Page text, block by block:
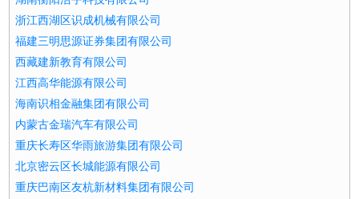
浙江西湖区识成机械有限公司
福建三明思源证券集团有限公司
西藏建新教育有限公司
江西高华能源有限公司
海南识相金融集团有限公司
内蒙古金瑞汽车有限公司
重庆长寿区华雨旅游集团有限公司
北京密云区长城能源有限公司
重庆巴南区友杭新材料集团有限公司